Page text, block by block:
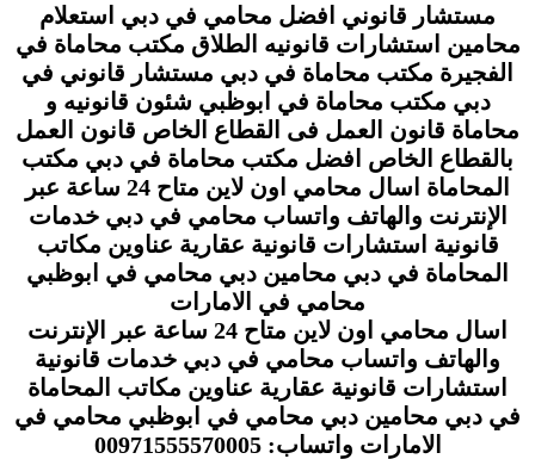
مستشار قانوني افضل محامي في دبي استعلام
محامين استشارات قانونيه الطلاق مكتب محاماة في
الفجيرة مكتب محاماة في دبي مستشار قانوني في
دبي مكتب محاماة في ابوظبي شئون قانونيه و
محاماة قانون العمل فى القطاع الخاص قانون العمل
بالقطاع الخاص افضل مكتب محاماة في دبي مكتب
المحاماة اسال محامي اون لاين متاح 24 ساعة عبر
الإنترنت والهاتف واتساب محامي في دبي خدمات
قانونية استشارات قانونية عقارية عناوين مكاتب
المحاماة في دبي محامين دبي محامي في ابوظبي
محامي في الامارات
اسال محامي اون لاين متاح 24 ساعة عبر الإنترنت
والهاتف واتساب محامي في دبي خدمات قانونية
استشارات قانونية عقارية عناوين مكاتب المحاماة
في دبي محامين دبي محامي في ابوظبي محامي في
الامارات واتساب: 00971555570005